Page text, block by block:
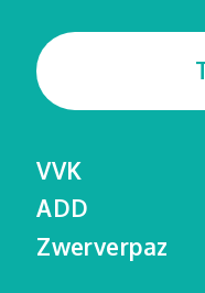
VVK
ADD
Zwerverpaz